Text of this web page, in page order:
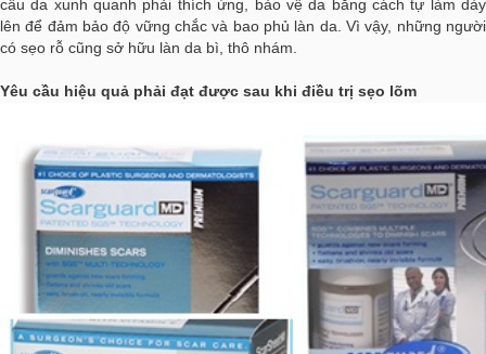
cấu da xunh quanh phải thích ứng, bảo vệ da bằng cách tự làm dày
lên để đảm bảo độ vững chắc và bao phủ làn da. Vì vậy, những người
có sẹo rỗ cũng sở hữu làn da bì, thô nhám.
Yêu cầu hiệu quả phải đạt được sau khi điều trị sẹo lõm